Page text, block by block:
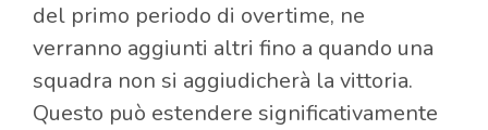
del primo periodo di overtime, ne
verranno aggiunti altri fino a quando una
squadra non si aggiudicherà la vittoria.
Questo può estendere significativamente